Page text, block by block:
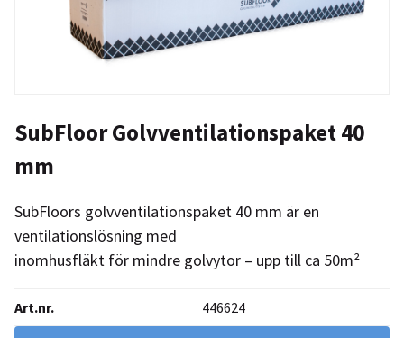
SubFloor Golvventilationspaket 40
mm
SubFloors golvventilationspaket 40 mm är en
ventilationslösning med
inomhusfläkt för mindre golvytor – upp till ca 50m²
Art.nr. 446624